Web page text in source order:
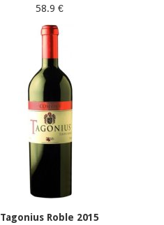
58.9 €
Tagonius Roble 2015